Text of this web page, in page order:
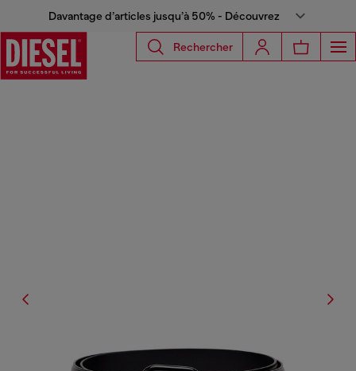
Davantage d’articles jusqu’à 50% - Découvrez
Rechercher